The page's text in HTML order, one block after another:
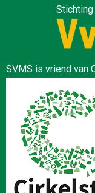
SVMS is vriend van